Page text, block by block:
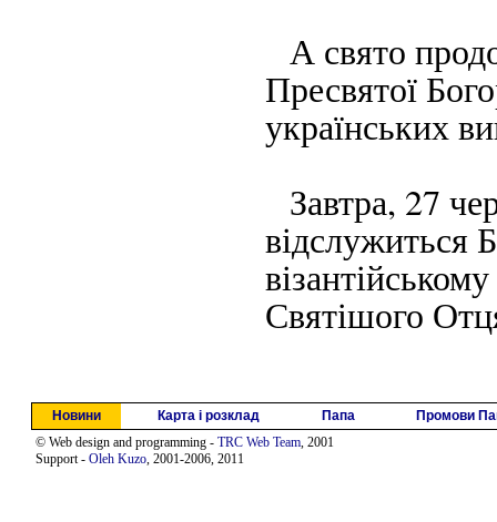
А свято
Пресвятої
українських
Завтра, 27
відслужиться
Святішого
Новини Карта і розклад Папа
Промови
© Web design and programming - TRC Web Team, 2001
Support - Oleh Kuzo, 2001-2006, 2011